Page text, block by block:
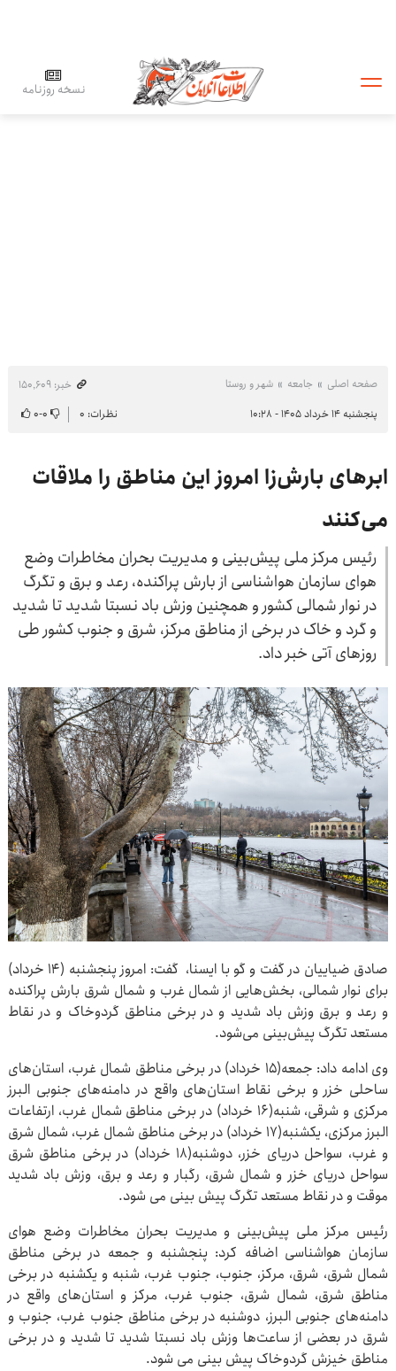
نسخه روزنامه
صفحه اصلی جامعه شهر و روستا
خبر: ۱۵۰٬۶۰۹
پنجشنبه ۱۴ خرداد ۱۴۰۵ - ۱۰:۲۸
نظرات: ۰ ۰-۰
ابرهای بارش‌زا امروز این مناطق را ملاقات
می‌کنند
رئیس مرکز ملی پیش‌بینی و مدیریت بحران مخاطرات وضع
هوای سازمان هواشناسی از بارش پراکنده، رعد و برق و تگرگ
در نوار شمالی کشور و همچنین وزش باد نسبتا شدید تا شدید
و گرد و خاک در برخی از مناطق مرکز، شرق و جنوب کشور طی
روزهای آتی خبر داد.
صادق ضیاییان در گفت و گو با ایسنا، گفت: امروز پنجشنبه (۱۴ خرداد)
برای نوار شمالی، بخش‌هایی از شمال غرب و شمال شرق بارش پراکنده
و رعد و برق وزش باد شدید و در برخی مناطق گردوخاک و در نقاط
مستعد تگرگ پیش‌بینی می‌شود.
وی ادامه داد: جمعه(۱۵ خرداد) در برخی مناطق شمال غرب، استان‌های
ساحلی خزر و برخی نقاط استان‌های واقع در دامنه‌های جنوبی البرز
مرکزی و شرقی، شنبه(۱۶ خرداد) در برخی مناطق شمال غرب، ارتفاعات
البرز مرکزی، یکشنبه(۱۷ خرداد) در برخی مناطق شمال غرب، شمال شرق
و غرب، سواحل دریای خزر، دوشنبه(۱۸ خرداد) در برخی مناطق شرق
سواحل دریای خزر و شمال شرق، رگبار و رعد و برق، وزش باد شدید
موقت و در نقاط مستعد تگرگ پیش بینی می شود.
رئیس مرکز ملی پیش‌بینی و مدیریت بحران مخاطرات وضع هوای
سازمان هواشناسی اضافه کرد: پنجشنبه و جمعه در برخی مناطق
شمال شرق، شرق، مرکز، جنوب، جنوب غرب، شنبه و یکشنبه در برخی
مناطق شرق، شمال شرق، جنوب غرب، مرکز و استان‌های واقع در
دامنه‌های جنوبی البرز، دوشنبه در برخی مناطق جنوب غرب، جنوب و
شرق در بعضی از ساعت‌ها وزش باد نسبتا شدید تا شدید و در برخی
مناطق خیزش گردوخاک پیش بینی می شود.